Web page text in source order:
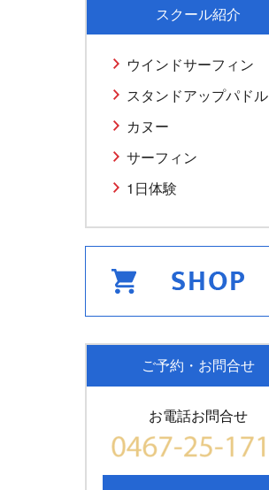
スクール紹介
ウインドサーフィン
スタンドアップパドル
カヌー
サーフィン
1日体験
ご予約・お問合せ
お電話お問合せ